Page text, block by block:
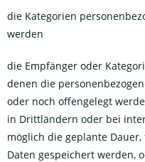
die Kategorien
werden
die Empfänger oder
denen die
oder noch offengelegt
in Drittländern oder bei
möglich die geplante
Daten gespeichert werden,